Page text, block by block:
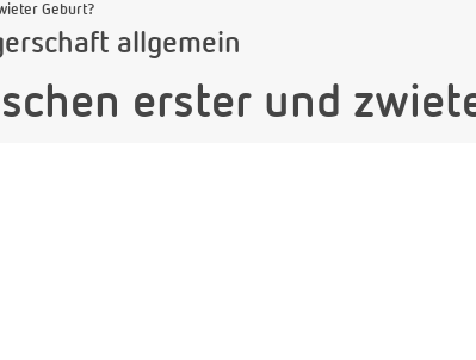
Geburt?
allgemein
erster und